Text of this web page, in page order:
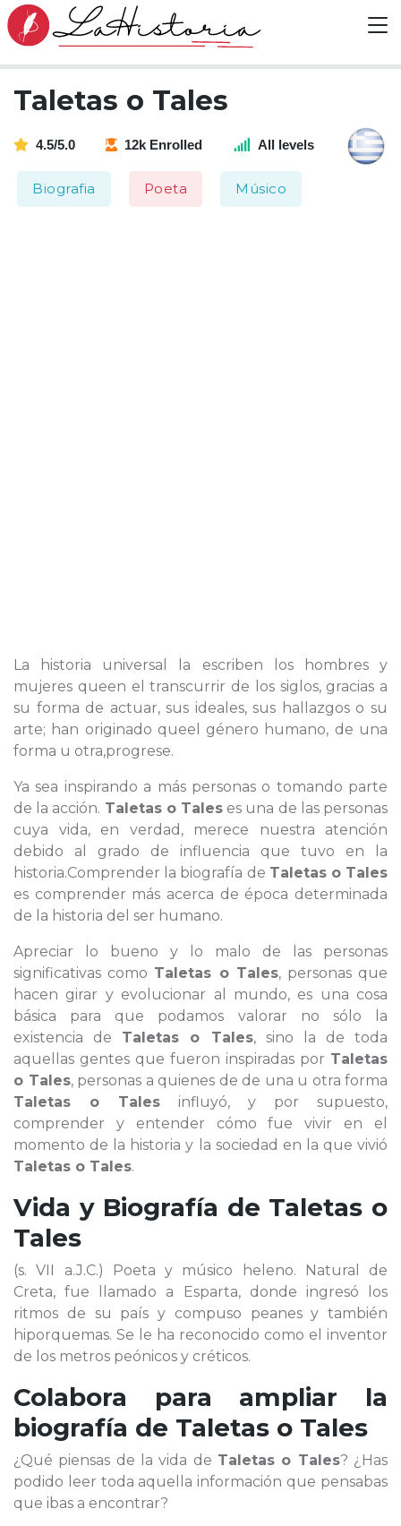
Taletas o Tales
4.5/5.0 12k Enrolled All levels
Biografia Poeta Músico
La historia universal la escriben los hombres y
mujeres queen el transcurrir de los siglos, gracias a
su forma de actuar, sus ideales, sus hallazgos o su
arte; han originado queel género humano, de una
forma u otra,progrese.
Ya sea inspirando a más personas o tomando parte
de la acción. Taletas o Tales es una de las personas
cuya vida, en verdad, merece nuestra atención
debido al grado de influencia que tuvo en la
historia.Comprender la biografía de Taletas o Tales
es comprender más acerca de época determinada
de la historia del ser humano.
Apreciar lo bueno y lo malo de las personas
significativas como Taletas o Tales, personas que
hacen girar y evolucionar al mundo, es una cosa
básica para que podamos valorar no sólo la
existencia de Taletas o Tales, sino la de toda
aquellas gentes que fueron inspiradas por Taletas
o Tales, personas a quienes de de una u otra forma
Taletas o Tales influyó, y por supuesto,
comprender y entender cómo fue vivir en el
momento de la historia y la sociedad en la que vivió
Taletas o Tales.
Vida y Biografía de Taletas o
Tales
(s. VII a.J.C.) Poeta y músico heleno. Natural de
Creta, fue llamado a Esparta, donde ingresó los
ritmos de su país y compuso peanes y también
hiporquemas. Se le ha reconocido como el inventor
de los metros peónicos y créticos.
Colabora para ampliar la
biografía de Taletas o Tales
¿Qué piensas de la vida de Taletas o Tales? ¿Has
podido leer toda aquella información que pensabas
que ibas a encontrar?